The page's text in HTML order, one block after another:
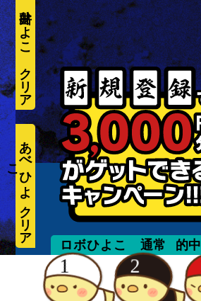
ロボひよこ 通常 的中
井出ひよこ
あ
べ
ひ
よ
こ